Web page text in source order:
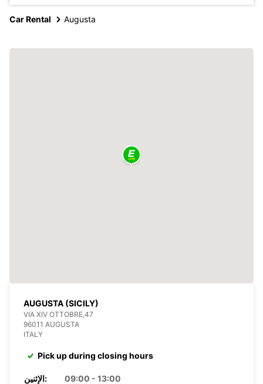
Car Rental Augusta
AUGUSTA (SICILY)
VIA XIV OTTOBRE,47
96011 AUGUSTA
ITALY
Pick up during closing hours
الإثنين:
09:00 - 13:00